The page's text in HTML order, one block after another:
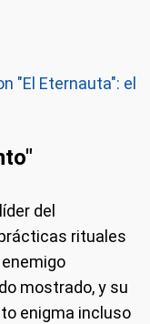
"El Eternauta": el
del
rituales
mostrado, y su
enigma incluso